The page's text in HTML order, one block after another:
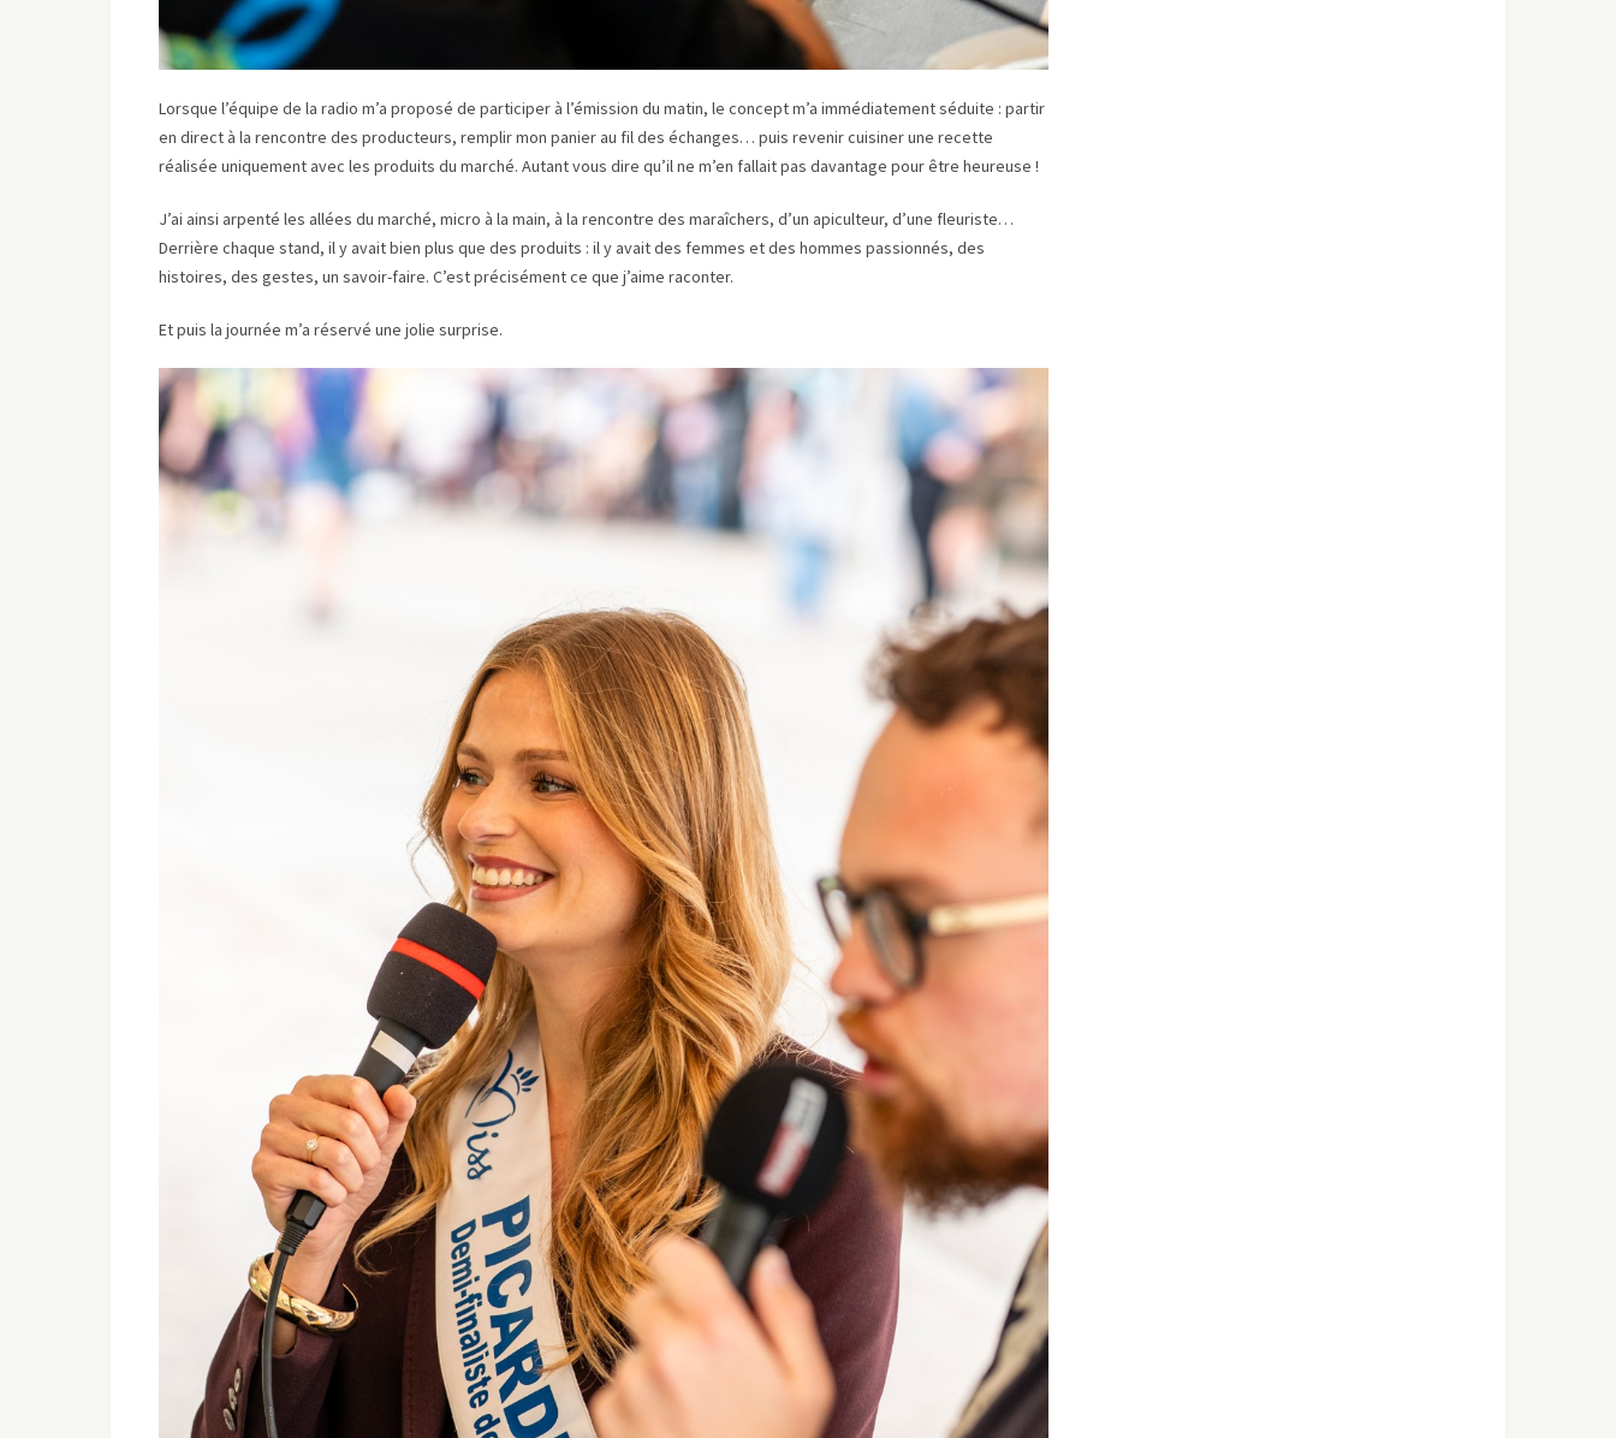
Lorsque l’équipe de la radio m’a proposé de participer à l’émission du matin, le concept m’a immédiatement séduite : partir
en direct à la rencontre des producteurs, remplir mon panier au fil des échanges… puis revenir cuisiner une recette
réalisée uniquement avec les produits du marché. Autant vous dire qu’il ne m’en fallait pas davantage pour être heureuse !
J’ai ainsi arpenté les allées du marché, micro à la main, à la rencontre des maraîchers, d’un apiculteur, d’une fleuriste…
Derrière chaque stand, il y avait bien plus que des produits : il y avait des femmes et des hommes passionnés, des
histoires, des gestes, un savoir-faire. C’est précisément ce que j’aime raconter.
Et puis la journée m’a réservé une jolie surprise.